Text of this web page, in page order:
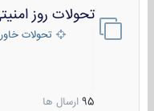
تحولات روز
تحولات
95 ارسال ها